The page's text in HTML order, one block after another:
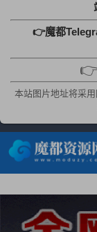
👉魔都
本站图片地址将采